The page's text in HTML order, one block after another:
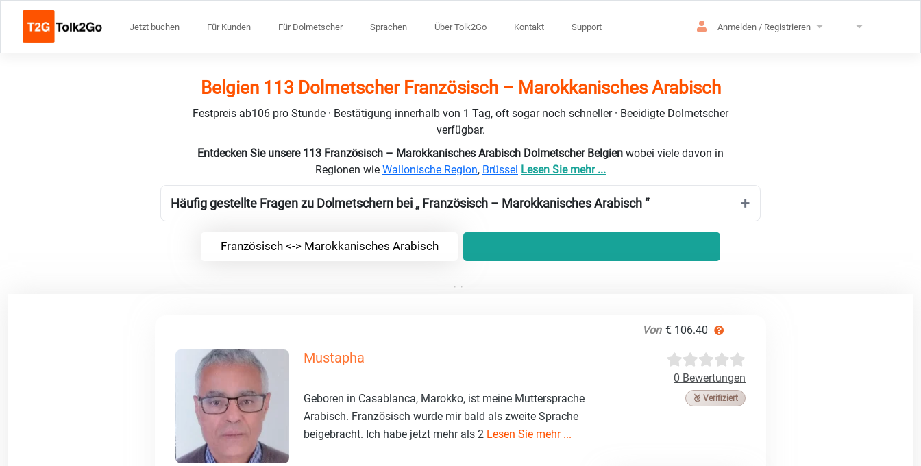
Jetzt buchen Für Kunden Für Dolmetscher Sprachen Über Tolk2Go Kontakt Support Anmelden / Registrieren
Belgien 113 Dolmetscher Französisch – Marokkanisches Arabisch
Festpreis ab106 pro Stunde · Bestätigung innerhalb von 1 Tag, oft sogar noch schneller · Beeidigte Dolmetscher
verfügbar.
Entdecken Sie unsere 113 Französisch – Marokkanisches Arabisch Dolmetscher Belgien wobei viele davon in
Regionen wie Wallonische Region, Brüssel Lesen Sie mehr ...
Häufig gestellte Fragen zu Dolmetschern bei „ Französisch – Marokkanisches Arabisch “
Französisch <-> Marokkanisches Arabisch
Von € 106.40
Mustapha
0 Bewertungen
🥉 Verifiziert
Geboren in Casablanca, Marokko, ist meine Muttersprache
Arabisch. Französisch wurde mir bald als zweite Sprache
beigebracht. Ich habe jetzt mehr als 2 Lesen Sie mehr ...